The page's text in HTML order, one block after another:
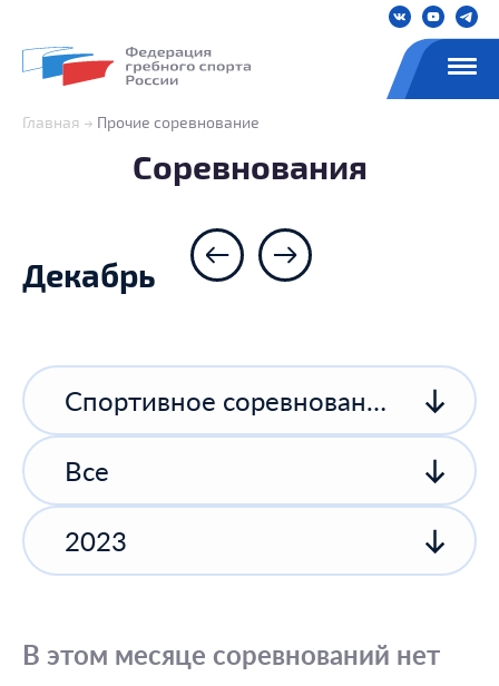
Главная Прочие соревнование
Соревнования
Декабрь
Спортивное соревнование спортивной организации
Все
2023
В этом месяце соревнований нет